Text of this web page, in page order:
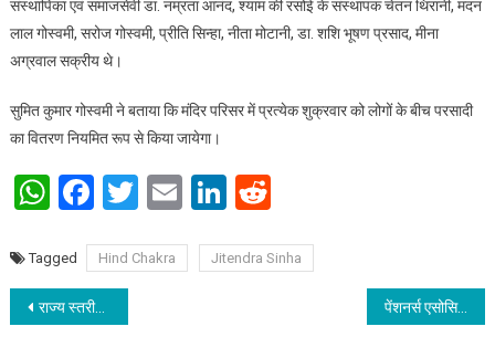
संस्थापिका एवं समाजसेवी डा. नम्रता आनंद, श्याम की रसोई के संस्थापक चेतन थिरानी, मदन
लाल गोस्वमी, सरोज गोस्वमी, प्रीति सिन्हा, नीता मोटानी, डा. शशि भूषण प्रसाद, मीना
अग्रवाल सक्रीय थे।
सुमित कुमार गोस्वमी ने बताया कि मंदिर परिसर में प्रत्येक शुक्रवार को लोगों के बीच परसादी
का वितरण नियमित रूप से किया जायेगा।
WhatsApp
Facebook
Twitter
EmailLinkedIn
Reddit
Tagged Hind Chakra Jitendra Sinha
Post navigation
राज्‍य स्‍तरीय सेमिनार सह वार्षिक आम सभा की बैठक का आयोजन पेंशनर्स एसोसियेशन ने सरकार से मांग का प्रस्ताव किया पारित